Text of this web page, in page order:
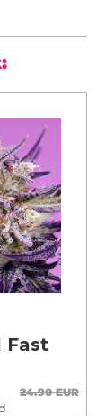
Fast
24.90 EUR